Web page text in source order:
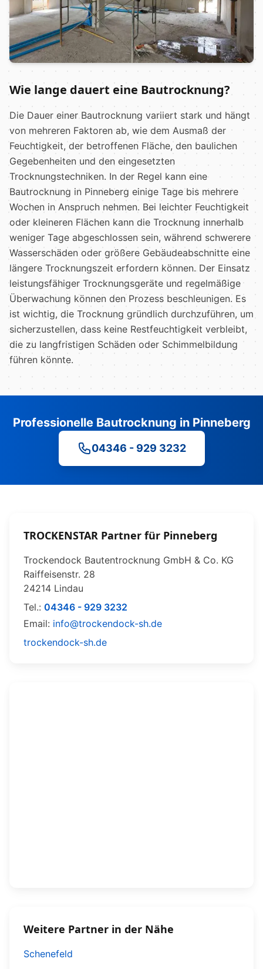
Wie lange dauert eine Bautrocknung?
Die Dauer einer Bautrocknung variiert stark und hängt
von mehreren Faktoren ab, wie dem Ausmaß der
Feuchtigkeit, der betroffenen Fläche, den baulichen
Gegebenheiten und den eingesetzten
Trocknungstechniken. In der Regel kann eine
Bautrocknung in Pinneberg einige Tage bis mehrere
Wochen in Anspruch nehmen. Bei leichter Feuchtigkeit
oder kleineren Flächen kann die Trocknung innerhalb
weniger Tage abgeschlossen sein, während schwerere
Wasserschäden oder größere Gebäudeabschnitte eine
längere Trocknungszeit erfordern können. Der Einsatz
leistungsfähiger Trocknungsgeräte und regelmäßige
Überwachung können den Prozess beschleunigen. Es
ist wichtig, die Trocknung gründlich durchzuführen, um
sicherzustellen, dass keine Restfeuchtigkeit verbleibt,
die zu langfristigen Schäden oder Schimmelbildung
führen könnte.
Professionelle Bautrocknung in Pinneberg
04346 - 929 3232
TROCKENSTAR Partner für Pinneberg
Trockendock Bautentrocknung GmbH & Co. KG
Raiffeisenstr. 28
24214 Lindau
Tel.: 04346 - 929 3232
Email: info@trockendock-sh.de
trockendock-sh.de
Weitere Partner in der Nähe
Schenefeld